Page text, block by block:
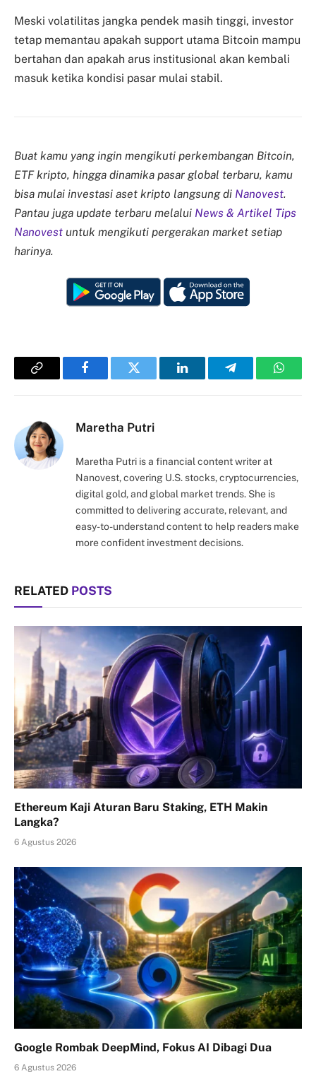
Meski volatilitas jangka pendek masih tinggi, investor
tetap memantau apakah support utama Bitcoin mampu
bertahan dan apakah arus institusional akan kembali
masuk ketika kondisi pasar mulai stabil.
Buat kamu yang ingin mengikuti perkembangan Bitcoin,
ETF kripto, hingga dinamika pasar global terbaru, kamu
bisa mulai investasi aset kripto langsung di Nanovest.
Pantau juga update terbaru melalui News & Artikel Tips
Nanovest untuk mengikuti pergerakan market setiap
harinya.
Copy
FacebookTwitter LinkedInTelegram
Maretha Putri
Maretha Putri is a financial content writer at
Nanovest, covering U.S. stocks, cryptocurrencies,
digital gold, and global market trends. She is
committed to delivering accurate, relevant, and
easy-to-understand content to help readers make
more confident investment decisions.
RELATED POSTS
Ethereum Kaji Aturan Baru Staking, ETH Makin
Langka?
6 Agustus 2026
Google Rombak DeepMind, Fokus AI Dibagi Dua
6 Agustus 2026